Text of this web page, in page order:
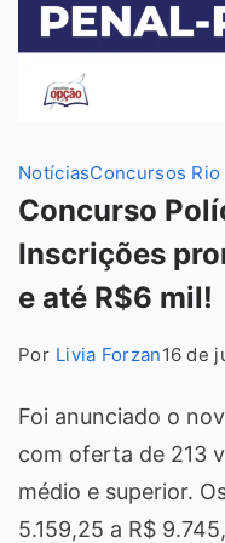
NotíciasConcursos
Concurso
Inscrições
e até R$6 mil!
Por Livia Forzan16 de
Foi anunciado o
com oferta de 213
médio e superior.
5.159,25 a R$